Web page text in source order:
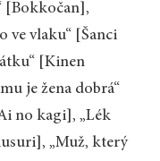
[Bokkočan],
ve vlaku“ [Šanci
[Kinen
je žena dobrá“
no kagi], „Lék
„Muž, který